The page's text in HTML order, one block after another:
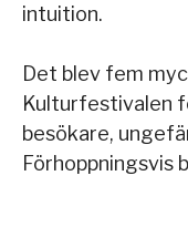
intuition.
Det blev fem
Kulturfestivalen
besökare,
Förhoppningsvis